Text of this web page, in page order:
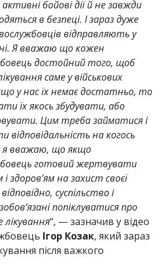
бойові дії й не завжди
в безпеці. І зараз дуже
відправляють у
Я вважаю що кожен
достойний того, щоб
саме у військових
у нас їх немає достатньо, то
їх якось збудувати, або
Цим треба займатися і
відповідальність на когось
я вважаю, що якщо
готовий жертвувати
здоровʼям на захист своєї
суспільство і
попіклуватися про
“, — зазначив у відео
Ігор Козак, який зараз
після важкого